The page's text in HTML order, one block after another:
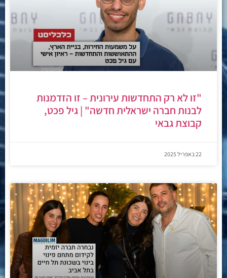
"זו לא רק התחדשות עירונית – זו הזדמנות
לבנות חברה ישראלית חדשה" | גיל פכט,
קבוצת גבאי
22 באפריל 2025